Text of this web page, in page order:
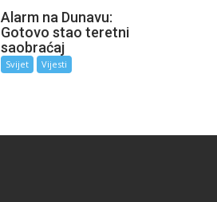
Alarm na Dunavu:
Gotovo stao teretni
saobraćaj
Svijet Vijesti